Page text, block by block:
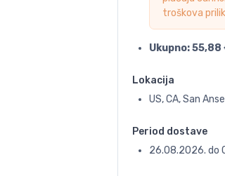
troškova
Ukupno:55,88
Lokacija
US, CA, San
Period dostave
26.08.2026. do